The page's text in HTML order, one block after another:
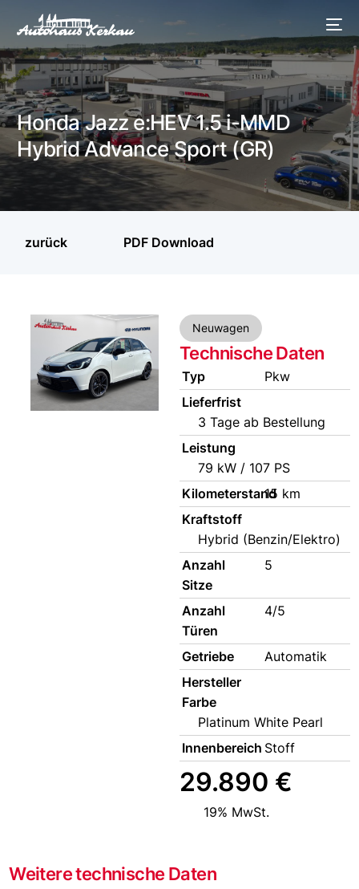
Honda Jazz e:HEV 1.5 i-MMD
Hybrid Advance Sport (GR)
zurück PDF Download
Neuwagen
Technische Daten
Typ
Pkw
Lieferfrist
3 Tage ab Bestellung
Leistung
79 kW / 107 PS
Kilometerstand15 km
Kraftstoff
Hybrid (Benzin/Elektro)
Anzahl
Sitze
5
Anzahl
Türen
4/5
Getriebe
Automatik
Hersteller
Farbe
Platinum White Pearl
Innenbereich Stoff
29.890 €
19% MwSt.
Weitere technische Daten